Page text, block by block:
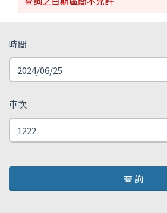
時間
車次
查 詢